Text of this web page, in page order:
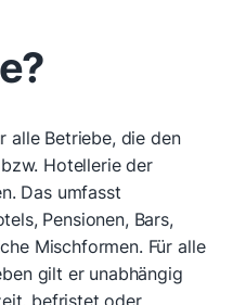
alle Betriebe, die den
Hotellerie der
Das umfasst
Pensionen, Bars,
Mischformen. Für alle
gilt er unabhängig